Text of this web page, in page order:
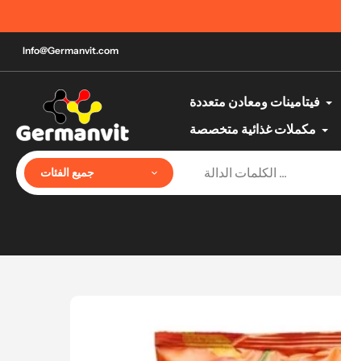
إلى
المحتوىInfo@Germanvit.com
فيتامينات ومعادن متعددة
مكملات غذائية متخصصة
جميع الفئات